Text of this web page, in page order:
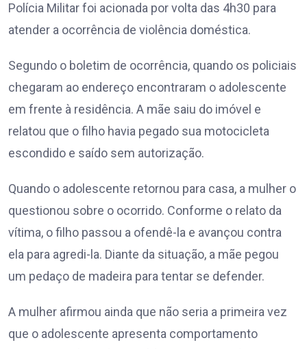
Polícia Militar foi acionada por volta das 4h30 para
atender a ocorrência de violência doméstica.
Segundo o boletim de ocorrência, quando os policiais
chegaram ao endereço encontraram o adolescente
em frente à residência. A mãe saiu do imóvel e
relatou que o filho havia pegado sua motocicleta
escondido e saído sem autorização.
Quando o adolescente retornou para casa, a mulher o
questionou sobre o ocorrido. Conforme o relato da
vítima, o filho passou a ofendê-la e avançou contra
ela para agredi-la. Diante da situação, a mãe pegou
um pedaço de madeira para tentar se defender.
A mulher afirmou ainda que não seria a primeira vez
que o adolescente apresenta comportamento